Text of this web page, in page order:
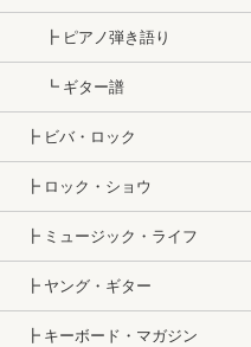
┣ ピアノ弾き語り
┗ ギター譜
┣ ビバ・ロック
┣ ロック・ショウ
┣ ミュージック・ライフ
┣ ヤング・ギター
┣ キーボード・マガジン